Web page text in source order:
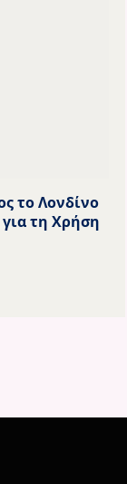
το Λονδίνο
τη Χρήση